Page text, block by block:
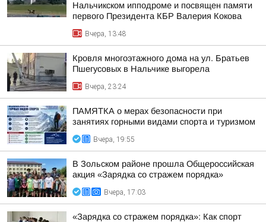
Нальчикском ипподроме и посвящен памяти
первого Президента КБР Валерия Кокова
Вчера, 13:48
Кровля многоэтажного дома на ул. Братьев
Пшегусовых в Нальчике выгорела
Вчера, 23:24
ПАМЯТКА о мерах безопасности при
занятиях горными видами спорта и туризмом
Вчера, 19:55
В Зольском районе прошла Общероссийская
акция «Зарядка со стражем порядка»
Вчера, 17:03
«Зарядка со стражем порядка»: Как спорт